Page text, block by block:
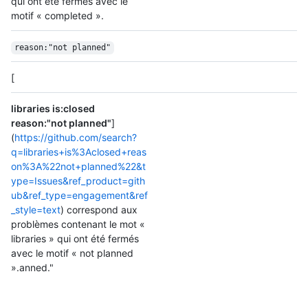
motif « completed ».
reason:"not planned"
[
libraries is:closed
reason:"not planned"]
(https://github.com/search?
q=libraries+is%3Aclosed+reas
on%3A%22not+planned%22&t
ype=Issues&ref_product=gith
ub&ref_type=engagement&ref
_style=text) correspond aux
problèmes contenant le mot «
libraries » qui ont été fermés
avec le motif « not planned
».anned."